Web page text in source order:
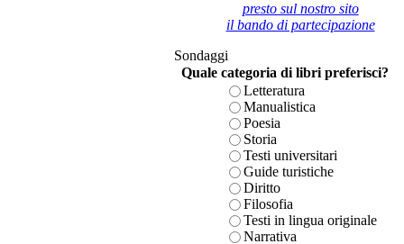
presto sul nostro sito
il bando di partecipazione
Sondaggi
Quale categoria di libri preferisci?
Letteratura
Manualistica
Poesia
Storia
Testi universitari
Guide turistiche
Diritto
Filosofia
Testi in lingua originale
Narrativa